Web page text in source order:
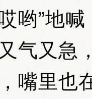
哟”地
气又急
嘴里也